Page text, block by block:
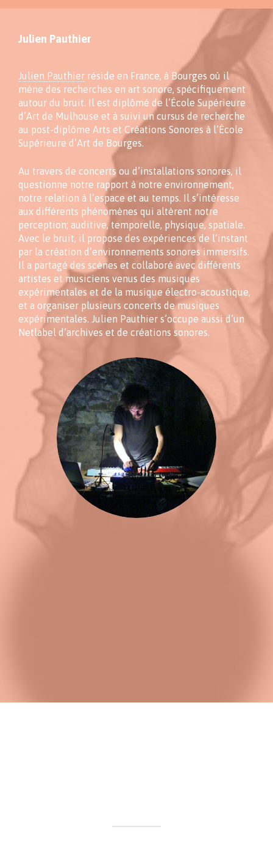
Julien Pauthier
Julien Pauthier réside en France, à Bourges où il
mène des recherches en art sonore, spécifiquement
autour du bruit. Il est diplômé de l’École Supérieure
d’Art de Mulhouse et à suivi un cursus de recherche
au post-diplôme Arts et Créations Sonores à l’École
Supérieure d’Art de Bourges.
Au travers de concerts ou d’installations sonores, il
questionne notre rapport à notre environnement,
notre relation à l’espace et au temps. Il s’intéresse
aux différents phénomènes qui altèrent notre
perception; auditive, temporelle, physique, spatiale.
Avec le bruit, il propose des expériences de l’instant
par la création d’environnements sonores immersifs.
Il a partagé des scènes et collaboré avec différents
artistes et musiciens venus des musiques
expérimentales et de la musique électro-acoustique,
et a organiser plusieurs concerts de musiques
expérimentales. Julien Pauthier s’occupe aussi d’un
Netlabel d’archives et de créations sonores.